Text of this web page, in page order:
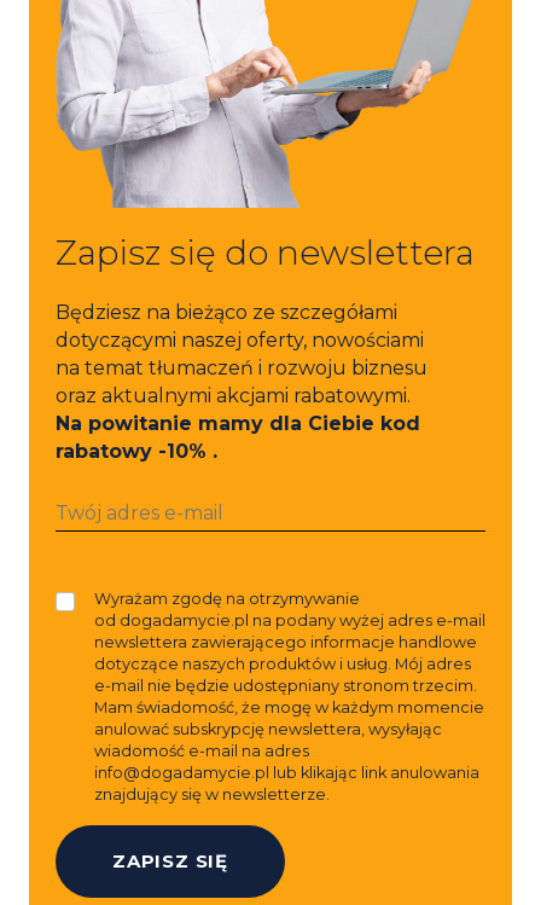
Zapisz się do newslettera
Będziesz na bieżąco ze szczegółami
dotyczącymi naszej oferty, nowościami
na temat tłumaczeń i rozwoju biznesu
oraz aktualnymi akcjami rabatowymi.
Na powitanie mamy dla Ciebie kod
rabatowy -10% .
Wyrażam zgodę na otrzymywanie
od dogadamycie.pl na podany wyżej adres e-mail
newslettera zawierającego informacje handlowe
dotyczące naszych produktów i usług. Mój adres
e-mail nie będzie udostępniany stronom trzecim.
Mam świadomość, że mogę w każdym momencie
anulować subskrypcję newslettera, wysyłając
wiadomość e-mail na adres
info@dogadamycie.pl lub klikając link anulowania
znajdujący się w newsletterze.